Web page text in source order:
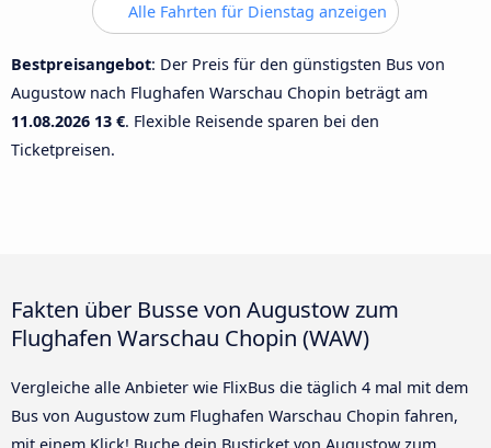
Alle Fahrten für Dienstag anzeigen
Bestpreisangebot: Der Preis für den günstigsten Bus von
Augustow nach Flughafen Warschau Chopin beträgt am
11.08.2026 13 €. Flexible Reisende sparen bei den
Ticketpreisen.
Fakten über Busse von Augustow zum
Flughafen Warschau Chopin (WAW)
Vergleiche alle Anbieter wie FlixBus die täglich 4 mal mit dem
Bus von Augustow zum Flughafen Warschau Chopin fahren,